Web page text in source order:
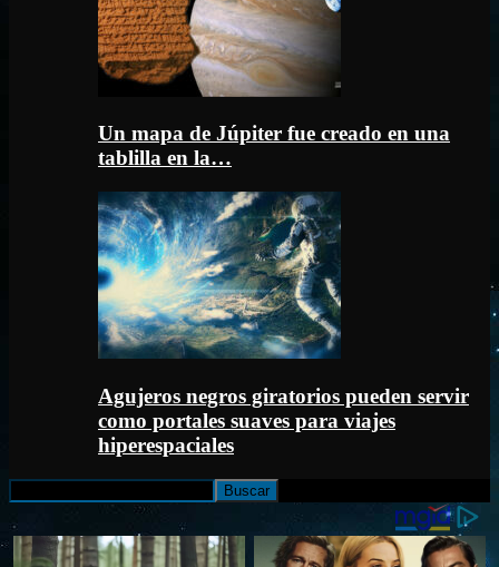
Un mapa de Júpiter fue creado en una
tablilla en la…
Agujeros negros giratorios pueden servir
como portales suaves para viajes
hiperespaciales